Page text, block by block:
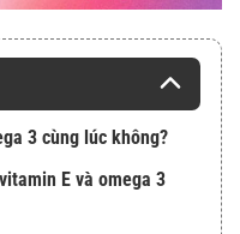
3 cùng lúc không?
E và omega 3